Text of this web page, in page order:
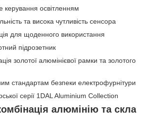
освітленням
та висока чутливість сенсора
для щоденного використання
підрозетник
золотої алюмінієвої рамки та золотого
стандартам безпеки електрофурнітури
серії 1DAL Aluminium Collection
алюмінію та скла